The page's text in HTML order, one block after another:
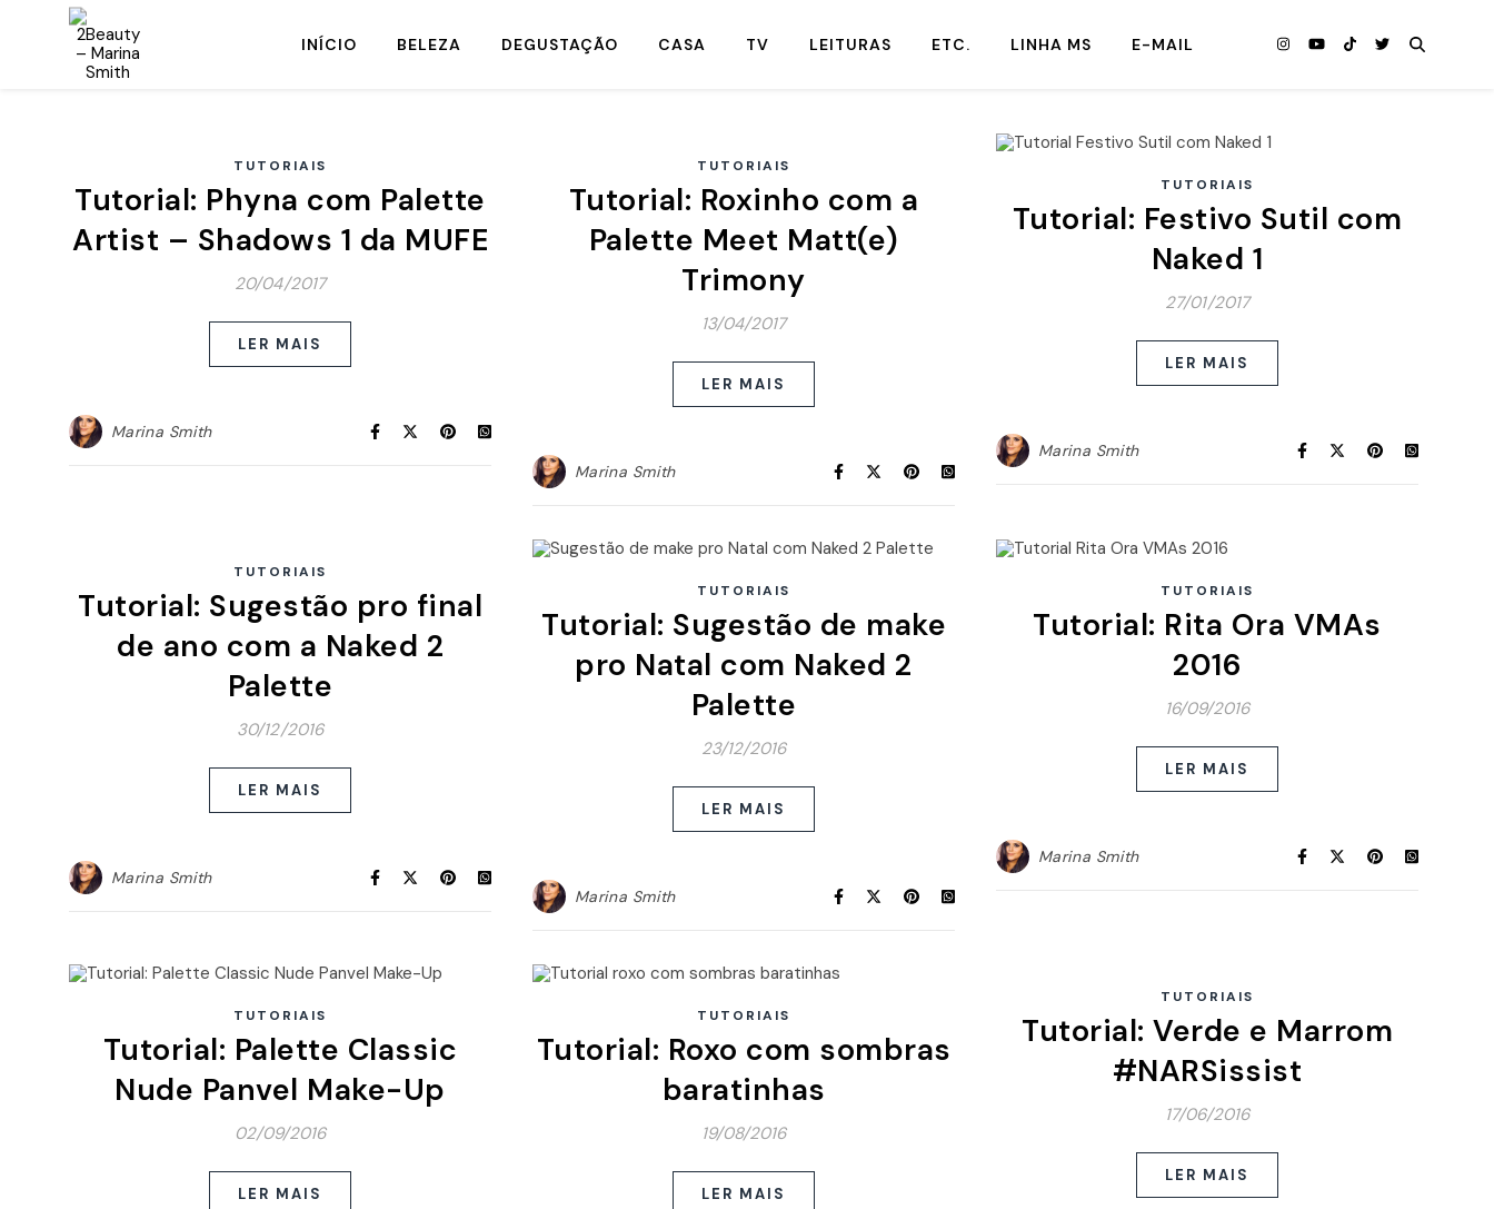
INÍCIO BELEZA DEGUSTAÇÃO CASA TV LEITURAS ETC. LINHA MS E-MAIL
TUTORIAIS
Tutorial: Phyna com Palette
Artist – Shadows 1 da MUFE
20/04/2017
LER MAIS
Marina Smith
TUTORIAIS
Tutorial: Roxinho com a
Palette Meet Matt(e)
Trimony
13/04/2017
LER MAIS
Marina Smith
TUTORIAIS
Tutorial: Festivo Sutil com
Naked 1
27/01/2017
LER MAIS
Marina Smith
TUTORIAIS
Tutorial: Sugestão pro final
de ano com a Naked 2
Palette
30/12/2016
LER MAIS
Marina Smith
TUTORIAIS
Tutorial: Sugestão de make
pro Natal com Naked 2
Palette
23/12/2016
LER MAIS
Marina Smith
TUTORIAIS
Tutorial: Rita Ora VMAs
2016
16/09/2016
LER MAIS
Marina Smith
TUTORIAIS
Tutorial: Palette Classic
Nude Panvel Make-Up
02/09/2016
LER MAIS
TUTORIAIS
Tutorial: Roxo com sombras
baratinhas
19/08/2016
LER MAIS
TUTORIAIS
Tutorial: Verde e Marrom
#NARSissist
17/06/2016
LER MAIS